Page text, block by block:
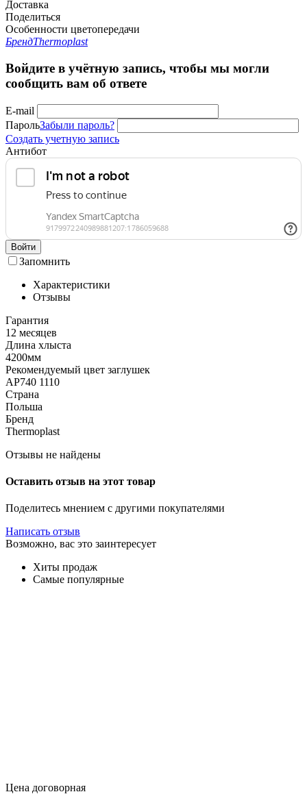
Доставка
Поделиться
Особенности цветопередачи
БрендThermoplast
Войдите в учётную запись, чтобы мы могли
сообщить вам об ответе
E-mail
ПарольЗабыли пароль?
Создать учетную запись
Антибот
Войти
Запомнить
Характеристики
Отзывы
Гарантия
12 месяцев
Длина хлыста
4200мм
Рекомендуемый цвет заглушек
АР740 1110
Страна
Польша
Бренд
Thermoplast
Отзывы не найдены
Оставить отзыв на этот товар
Поделитесь мнением с другими покупателями
Написать отзыв
Возможно, вас это заинтересует
Хиты продаж
Самые популярные
Цена договорная